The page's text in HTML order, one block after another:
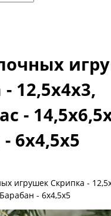
12,5х4х3,
-
6х4,5х5
игрушек Скрипка -
- 6х4,5х5